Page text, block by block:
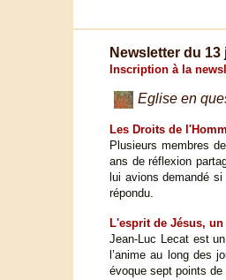
Newsletter du 13
Inscription à la
Eglise en
Les Droits de
Plusieurs membres
ans de réflexion
lui avions demandé
répondu.
L'esprit de Jésus,
Jean-Luc Lecat est
l’anime au long des
évoque sept points de